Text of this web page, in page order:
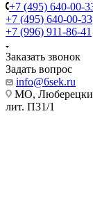
+7 (495) 640-00-
+7 (495) 640-00-33
+7 (996) 911-86-41
Заказать звонок
Задать вопрос
info@6sek.ru
МО,
лит. П31/1